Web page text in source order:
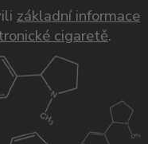
základní informace
cigaretě.